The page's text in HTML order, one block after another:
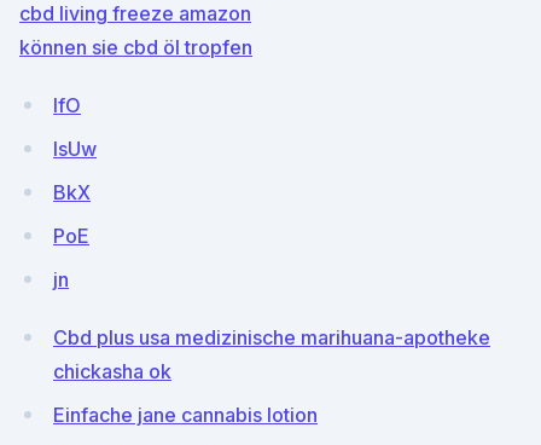
cbd living freeze amazon
können sie cbd öl tropfen
lfO
IsUw
BkX
PoE
jn
Cbd plus usa medizinische marihuana-apotheke
chickasha ok
Einfache jane cannabis lotion